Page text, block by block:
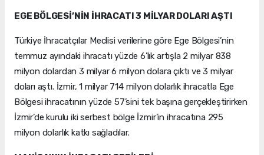
EGE BÖLGESİ’NİN İHRACATI 3 MİLYAR DOLARI AŞTI
Türkiye İhracatçılar Meclisi verilerine göre Ege Bölgesi’nin
temmuz ayındaki ihracatı yüzde 6’lık artışla 2 milyar 838
milyon dolardan 3 milyar 6 milyon dolara çıktı ve 3 milyar
doları aştı. İzmir, 1 milyar 714 milyon dolarlık ihracatla Ege
Bölgesi ihracatının yüzde 57’sini tek başına gerçekleştirirken
İzmir’de kurulu iki serbest bölge İzmir’in ihracatına 295
milyon dolarlık katkı sağladılar.